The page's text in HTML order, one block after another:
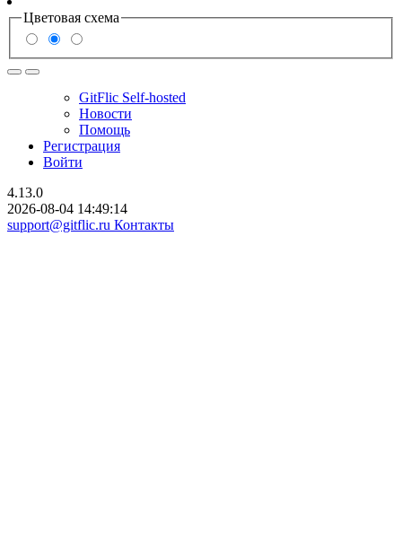
Цветовая схема
GitFlic Self-hosted
Новости
Помощь
Регистрация
Войти
4.13.0
2026-08-04 14:49:14
support@gitflic.ru Контакты